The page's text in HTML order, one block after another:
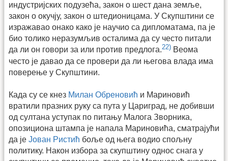
индустријских подузећа, закон о шест дана земље,
закон о окучју, закон о штедионицама. У Скупштини се
изражавао онако како је научио са дипломатама, па је
био толико неразумљив осталима да су често питали
да ли он говори за или против предлога.22) Веома
често је давао да се провери да ли његова влада има
поверење у Скупштини.
Када су се кнез Милан Обреновић и Мариновић
вратили празних руку са пута у Цариград, не добивши
од султана уступак по питању Малога Зворника,
опозициона штампа је напала Мариновића, сматрајући
да је Јован Ристић боље од њега водио спољну
политику. Након избора за скупштину однос снага у